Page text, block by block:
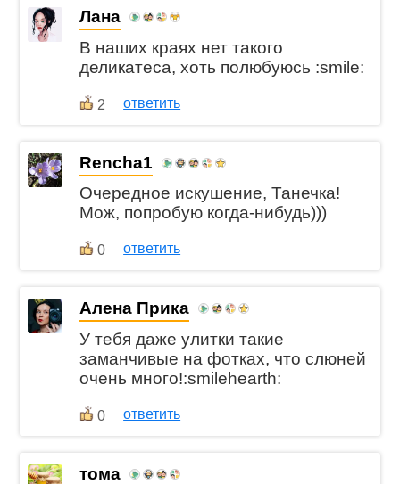
Лана
В наших краях нет такого
деликатеса, хоть полюбуюсь :smile:
2 ответить
Rencha1
Очередное искушение, Танечка!
Мож, попробую когда-нибудь)))
0 ответить
Алена Прика
У тебя даже улитки такие
заманчивые на фотках, что слюней
очень много!:smilehearth:
0 ответить
тома